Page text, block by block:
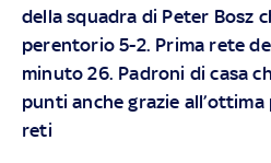
della squadra di Peter Bosz
perentorio 5-2. Prima rete
minuto 26. Padroni di casa
punti anche grazie
reti